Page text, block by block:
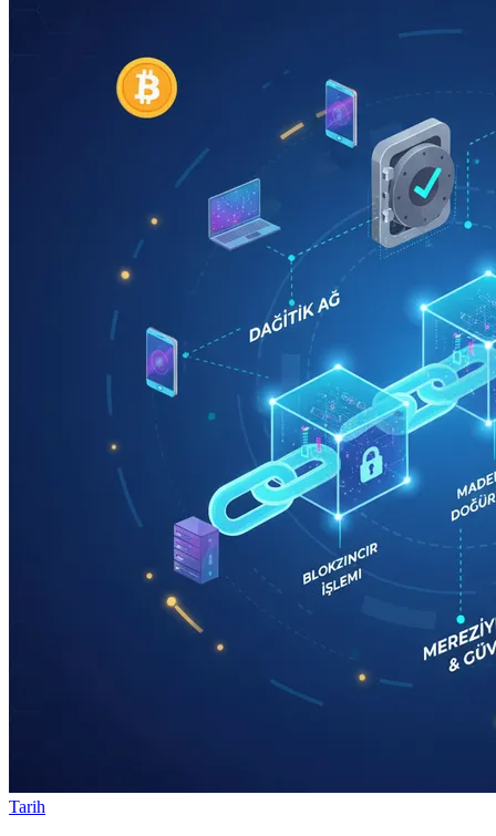
Tarih